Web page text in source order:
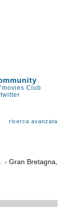
Club
twitter
ricerca avanzata
- Gran Bretagna,